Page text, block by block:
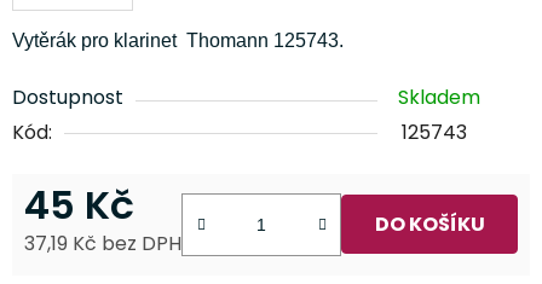
Vytěrák pro klarinet Thomann 125743.
Dostupnost
Skladem
Kód:
125743
45 Kč
37,19 Kč bez DPH
DO KOŠÍKU